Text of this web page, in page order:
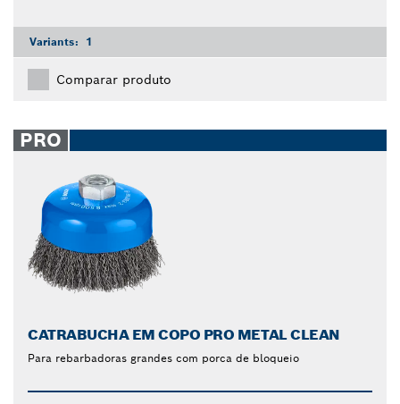
Variants: 1
Comparar produto
PRO
CATRABUCHA EM COPO PRO METAL CLEAN
Para rebarbadoras grandes com porca de bloqueio